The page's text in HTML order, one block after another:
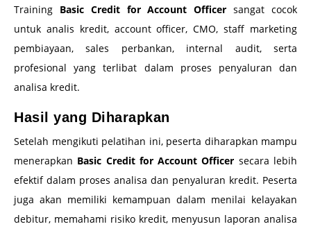
Training Basic Credit for Account Officer sangat cocok
untuk analis kredit, account officer, CMO, staff marketing
pembiayaan, sales perbankan, internal audit, serta
profesional yang terlibat dalam proses penyaluran dan
analisa kredit.
Hasil yang Diharapkan
Setelah mengikuti pelatihan ini, peserta diharapkan mampu
menerapkan Basic Credit for Account Officer secara lebih
efektif dalam proses analisa dan penyaluran kredit. Peserta
juga akan memiliki kemampuan dalam menilai kelayakan
debitur, memahami risiko kredit, menyusun laporan analisa